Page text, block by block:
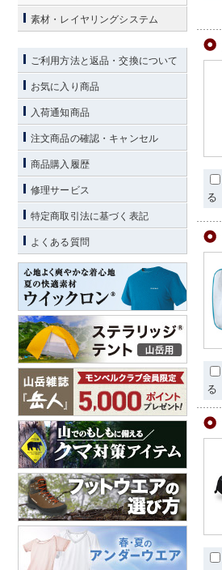
る
る
素材・レイヤリングシステム
ご利用方法と返品・交換について
お気に入り商品
入荷通知商品
注文商品の確認・キャンセル
商品購入履歴
修理サービス
特定商取引法に基づく表記
よくある質問